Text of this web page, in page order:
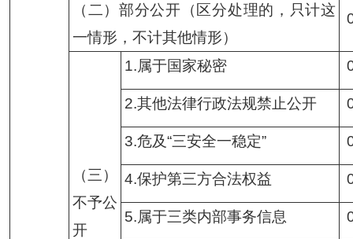
（二）部分公开 （区分处理的，只计这
一情形，不计其他情形）
（三）
不予公
开
1.属于国家秘密
2.其他法律行政法规禁止公开
3.危及“三安全一稳定”
4.保护第三方合法权益
5.属于三类内部事务信息